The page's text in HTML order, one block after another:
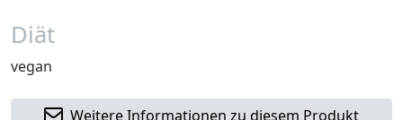
Diät
vegan
Weitere Informationen zu diesem Produkt